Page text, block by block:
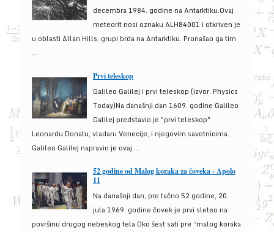
decembra 1984. godine na Antarktiku.Ovaj
meteorit nosi oznaku ALH84001 i otkriven je
u oblasti Allan Hills, grupi brda na Antarktiku. Pronašao ga tim
...
Prvi teleskop
Galileo Galilej i prvi teleskop (izvor: Physics
Today)Na današnji dan 1609. godine Galileo
Galilej predstavio je "prvi teleskop"
Leonardu Donatu, vladaru Venecije, i njegovim savetnicima.
Galileo Galilej napravio je ovaj ...
52 godine od Malog koraka za čoveka - Apolo
11
Na današnji dan, pre tačno 52 godine, 20.
jula 1969. godine čovek je prvi sleteo na
površinu drugog nebeskog tela.Oko šest sati pre “malog koraka